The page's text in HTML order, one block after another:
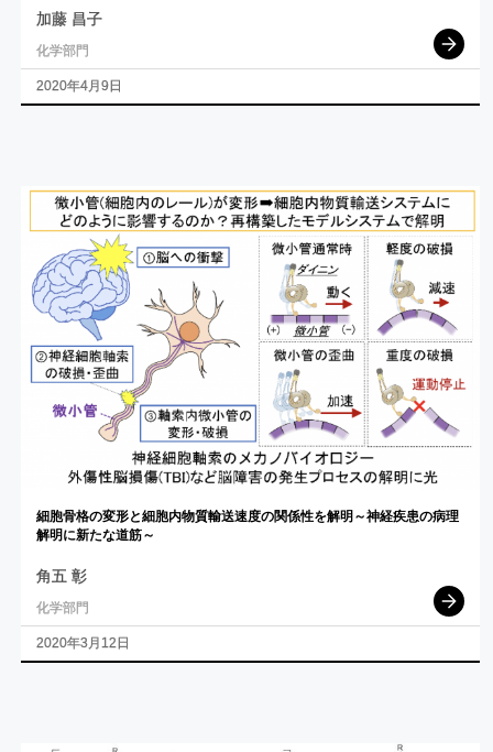
加藤 昌子
化学部門
2020年4月9日
細胞骨格の変形と細胞内物質輸送速度の関係性を解明 ～神経疾患の病理
解明に新たな道筋～
角五 彰
化学部門
2020年3月12日